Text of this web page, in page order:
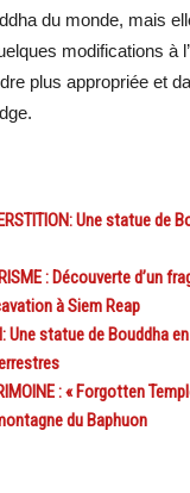
du monde, mais
modifications à
plus appropriée et
Une statue de
: Découverte d’un
à Siem Reap
Une statue de Bouddha
: « Forgotten
du Baphuon